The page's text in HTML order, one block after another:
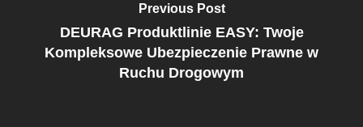
Previous Post
DEURAG Produktlinie EASY: Twoje
Kompleksowe Ubezpieczenie Prawne w
Ruchu Drogowym